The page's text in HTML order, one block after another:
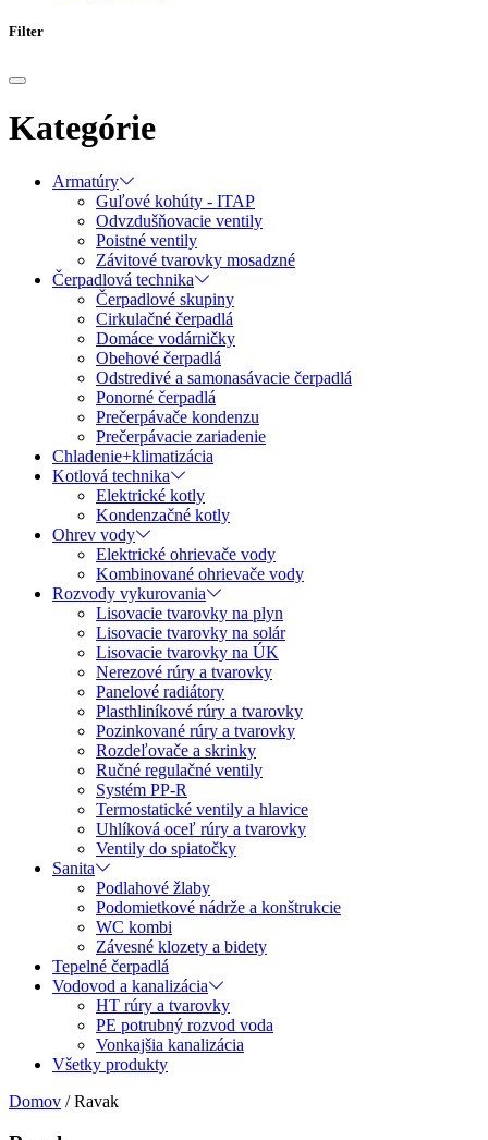
Filter
Kategórie
Armatúry
Guľové kohúty - ITAP
Odvzdušňovacie ventily
Poistné ventily
Závitové tvarovky mosadzné
Čerpadlová technika
Čerpadlové skupiny
Cirkulačné čerpadlá
Domáce vodárničky
Obehové čerpadlá
Odstredivé a samonasávacie čerpadlá
Ponorné čerpadlá
Prečerpávače kondenzu
Prečerpávacie zariadenie
Chladenie+klimatizácia
Kotlová technika
Elektrické kotly
Kondenzačné kotly
Ohrev vody
Elektrické ohrievače vody
Kombinované ohrievače vody
Rozvody vykurovania
Lisovacie tvarovky na plyn
Lisovacie tvarovky na solár
Lisovacie tvarovky na ÚK
Nerezové rúry a tvarovky
Panelové radiátory
Plasthliníkové rúry a tvarovky
Pozinkované rúry a tvarovky
Rozdeľovače a skrinky
Ručné regulačné ventily
Systém PP-R
Termostatické ventily a hlavice
Uhlíková oceľ rúry a tvarovky
Ventily do spiatočky
Sanita
Podlahové žlaby
Podomietkové nádrže a konštrukcie
WC kombi
Závesné klozety a bidety
Tepelné čerpadlá
Vodovod a kanalizácia
HT rúry a tvarovky
PE potrubný rozvod voda
Vonkajšia kanalizácia
Všetky produkty
Domov / Ravak